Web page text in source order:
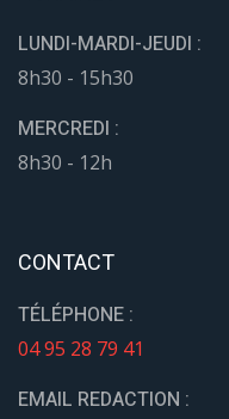
LUNDI-MARDI-JEUDI :
8h30 - 15h30
MERCREDI :
8h30 - 12h
CONTACT
TÉLÉPHONE :
04 95 28 79 41
EMAIL REDACTION :